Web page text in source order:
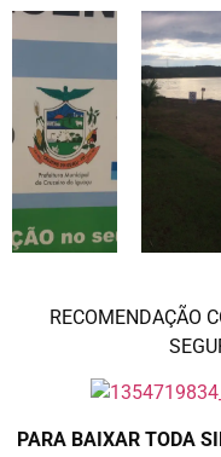
RECOMENDAÇÃO
PARA BAIXAR TODA